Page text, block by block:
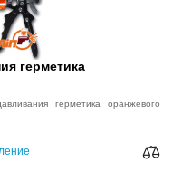
герметика
герметика оранжевого